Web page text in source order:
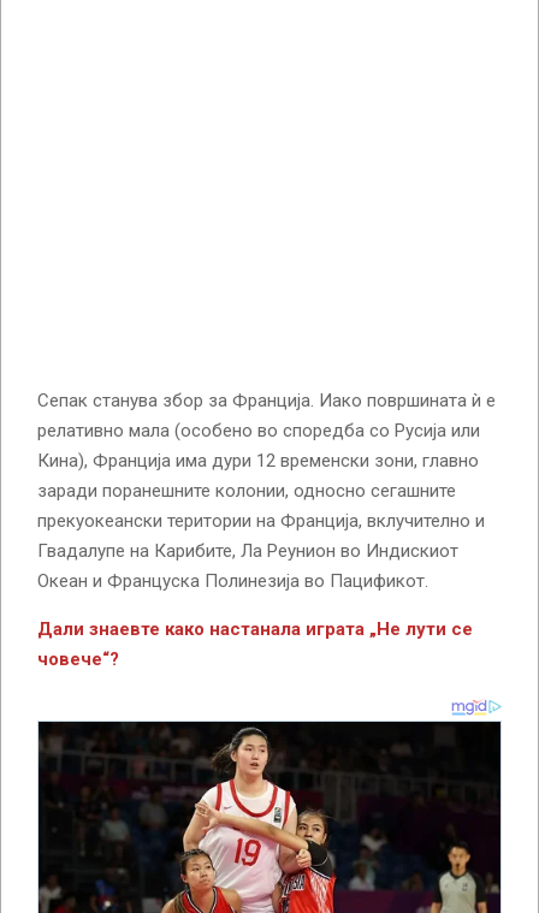
Сепак станува збор за Франција. Иако површината ѝ е
релативно мала (особено во споредба со Русија или
Кина), Франција има дури 12 временски зони, главно
заради поранешните колонии, односно сегашните
прекуокеански територии на Франција, вклучително и
Гвадалупе на Карибите, Ла Реунион во Индискиот
Океан и Француска Полинезија во Пацификот.
Дали знаевте како настанала играта „Не лути се
човече“?